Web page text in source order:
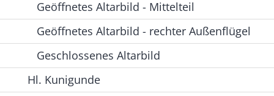
Geöffnetes Altarbild - Mittelteil
Geöffnetes Altarbild - rechter Außenflügel
Geschlossenes Altarbild
Hl. Kunigunde